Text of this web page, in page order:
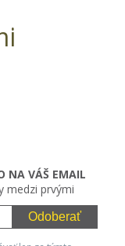
NA VÁŠ EMAIL
medzi prvými
Odoberať